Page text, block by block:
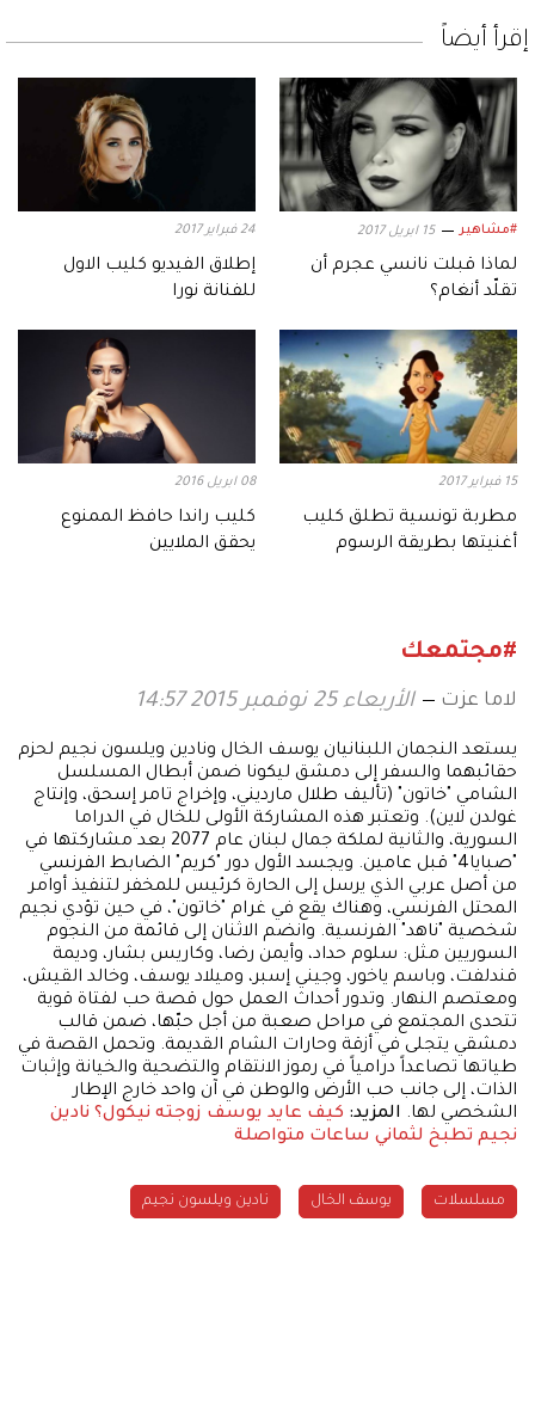
إقرأ أيضاً
#مشاهير 15 ابريل 2017
لماذا قبلت نانسي عجرم أن
تقلّد أنغام؟
24 فبراير 2017
إطلاق الفيديو كليب الاول
للفنانة نورا
15 فبراير 2017
مطربة تونسية تطلق كليب
أغنيتها بطريقة الرسوم
08 ابريل 2016
كليب راندا حافظ الممنوع
يحقق الملايين
#مجتمعك
لاما عزت الأربعاء 25 نوفمبر 2015 14:57
يستعد النجمان اللبنانيان يوسف الخال ونادين ويلسون نجيم لحزم
حقائبهما والسفر إلى دمشق ليكونا ضمن أبطال المسلسل
الشامي "خاتون" (تأليف طلال مارديني، وإخراج تامر إسحق، وإنتاج
غولدن لاين). وتعتبر هذه المشاركة الأولى للخال في الدراما
السورية، والثانية لملكة جمال لبنان عام 2077 بعد مشاركتها في
"صبايا4" قبل عامين. ويجسد الأول دور "كريم" الضابط الفرنسي
من أصل عربي الذي يرسل إلى الحارة كرئيس للمخفر لتنفيذ أوامر
المحتل الفرنسي، وهناك يقع في غرام "خاتون"، في حين تؤدي نجيم
شخصية "ناهد" الفرنسية. وانضم الاثنان إلى قائمة من النجوم
السوريين مثل: سلوم حداد، وأيمن رضا، وكاريس بشار، وديمة
قندلفت، وباسم ياخور، وجيني إسبر، وميلاد يوسف، وخالد القيش،
ومعتصم النهار. وتدور أحداث العمل حول قصة حب لفتاة قوية
تتحدى المجتمع في مراحل صعبة من أجل حبّها، ضمن قالب
دمشقي يتجلى في أزقة وحارات الشام القديمة. وتحمل القصة في
طياتها تصاعداً درامياً في رموز الانتقام والتضحية والخيانة وإثبات
الذات، إلى جانب حب الأرض والوطن في آن واحد خارج الإطار
الشخصي لها. المزيد: كيف عايد يوسف زوجته نيكول؟ نادين
نجيم تطبخ لثماني ساعات متواصلة
مسلسلات يوسف الخال نادين ويلسون نجيم